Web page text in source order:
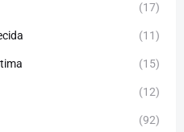
(17)
(11)
(15)
(12)
(92)